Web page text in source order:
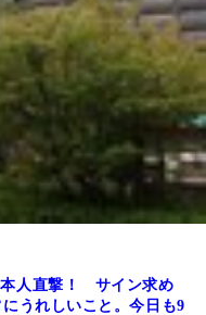
本人直撃！ サイン求め
うれしいこと。今日も9